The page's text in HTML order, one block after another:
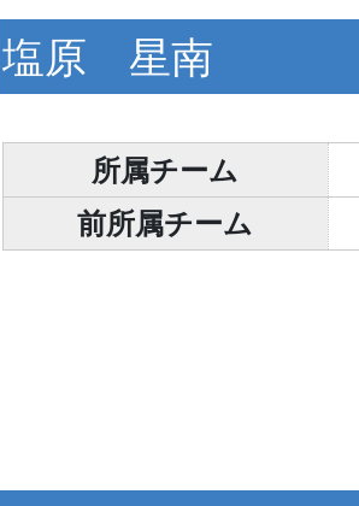
塩原 星南
所属チーム
前所属チーム